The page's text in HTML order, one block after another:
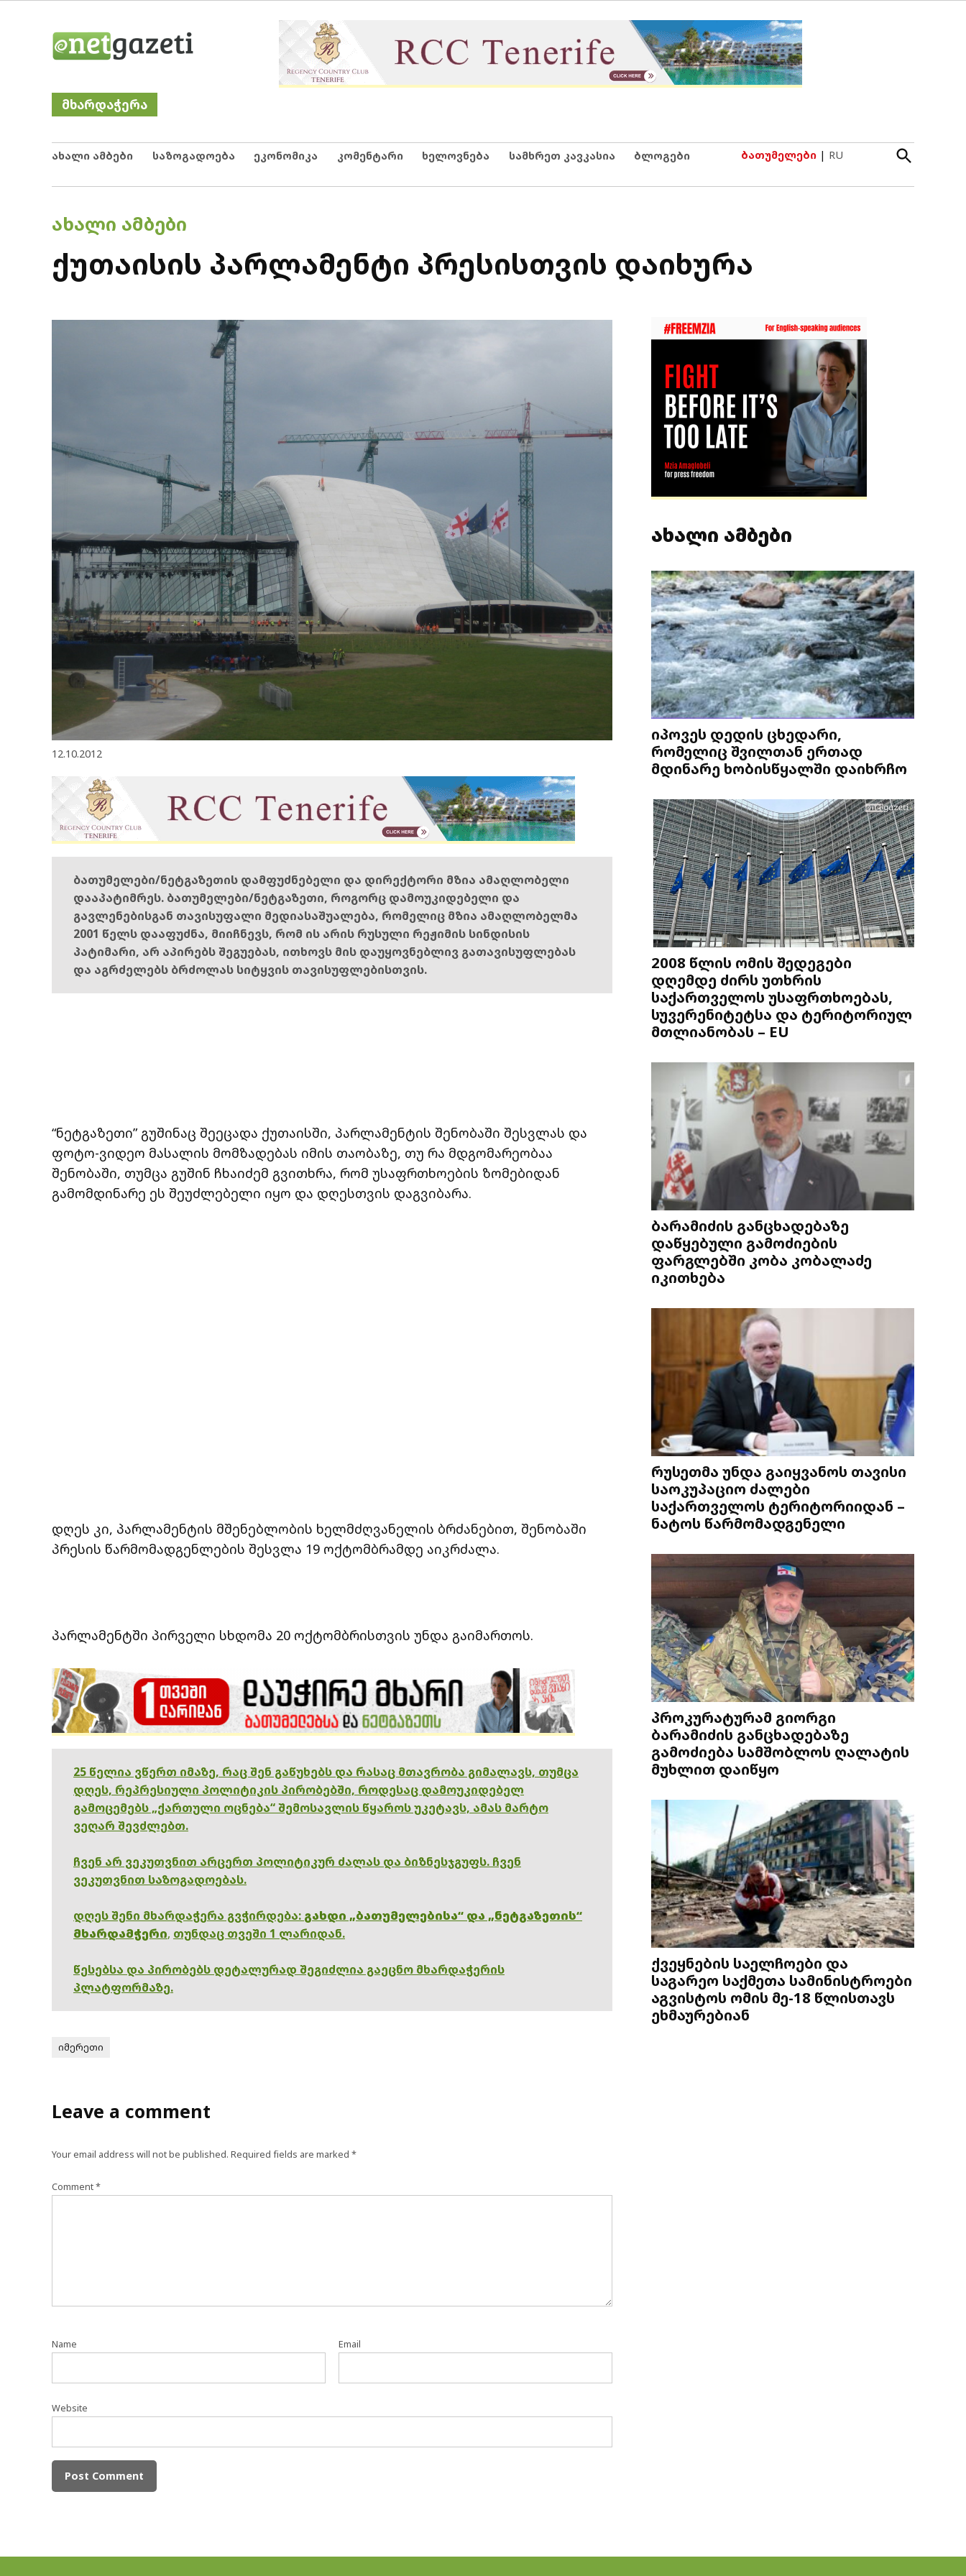
Netgazeti
მხარდაჭერა
ახალი ამბები საზოგადოება ეკონომიკა კომენტარი ხელოვნება სამხრეთ კავკასია ბლოგები ბათუმელები | RU
Open
Search
POSTED
ᲐᲮᲐᲚᲘ ᲐᲛᲑᲔᲑᲘ
ქუთაისის პარლამენტი პრესისთვის დაიხურა
12.10.2012
ბათუმელები/ნეტგაზეთის დამფუძნებელი და დირექტორი მზია ამაღლობელი
დააპატიმრეს. ბათუმელები/ნეტგაზეთი, როგორც დამოუკიდებელი და
გავლენებისგან თავისუფალი მედიასაშუალება, რომელიც მზია ამაღლობელმა
2001 წელს დააფუძნა, მიიჩნევს, რომ ის არის რუსული რეჟიმის სინდისის
პატიმარი, არ აპირებს შეგუებას, ითხოვს მის დაუყოვნებლივ გათავისუფლებას
და აგრძელებს ბრძოლას სიტყვის თავისუფლებისთვის.
“ნეტგაზეთი” გუშინაც შეეცადა ქუთაისში, პარლამენტის შენობაში შესვლას და
ფოტო-ვიდეო მასალის მომზადებას იმის თაობაზე, თუ რა მდგომარეობაა
შენობაში, თუმცა გუშინ ჩხაიძემ გვითხრა, რომ უსაფრთხოების ზომებიდან
გამომდინარე ეს შეუძლებელი იყო და დღესთვის დაგვიბარა.
დღეს კი, პარლამენტის მშენებლობის ხელმძღვანელის ბრძანებით, შენობაში
პრესის წარმომადგენლების შესვლა 19 ოქტომბრამდე აიკრძალა.
პარლამენტში პირველი სხდომა 20 ოქტომბრისთვის უნდა გაიმართოს.
25 წელია ვწერთ იმაზე, რაც შენ გაწუხებს და რასაც მთავრობა გიმალავს, თუმცა
დღეს, რეპრესიული პოლიტიკის პირობებში, როდესაც დამოუკიდებელ
გამოცემებს „ქართული ოცნება“ შემოსავლის წყაროს უკეტავს, ამას მარტო
ვეღარ შევძლებთ.
ჩვენ არ ვეკუთვნით არცერთ პოლიტიკურ ძალას და ბიზნესჯგუფს. ჩვენ
ვეკუთვნით საზოგადოებას.
დღეს შენი მხარდაჭერა გვჭირდება: გახდი „ბათუმელებისა“ და „ნეტგაზეთის“
მხარდამჭერი, თუნდაც თვეში 1 ლარიდან.
წესებსა და პირობებს დეტალურად შეგიძლია გაეცნო მხარდაჭერის
პლატფორმაზე.
იმერეთი
Leave a comment
Your email address will not be published. Required fields are marked *
Comment*
Name Email
Website
ახალი ამბები
იპოვეს დედის ცხედარი,
რომელიც შვილთან ერთად
მდინარე ხობისწყალში დაიხრჩო
2008 წლის ომის შედეგები
დღემდე ძირს უთხრის
საქართველოს უსაფრთხოებას,
სუვერენიტეტსა და ტერიტორიულ
მთლიანობას – EU
ბარამიძის განცხადებაზე
დაწყებული გამოძიების
ფარგლებში კობა კობალაძე
იკითხება
რუსეთმა უნდა გაიყვანოს თავისი
საოკუპაციო ძალები
საქართველოს ტერიტორიიდან –
ნატოს წარმომადგენელი
პროკურატურამ გიორგი
ბარამიძის განცხადებაზე
გამოძიება სამშობლოს ღალატის
მუხლით დაიწყო
ქვეყნების საელჩოები და
საგარეო საქმეთა სამინისტროები
აგვისტოს ომის მე-18 წლისთავს
ეხმაურებიან